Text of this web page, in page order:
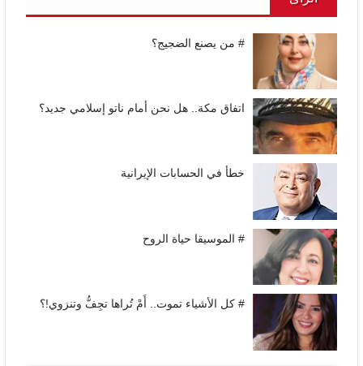
# من يصنع الضجيج؟
اتفاق مكة.. هل نحن أمام ناتو إسلامي جديد؟
خطأ في الحسابات الإيرانية
# الموسيقا حياة الروح
# كل الأشياء تموت.. أَمْ تُراها تجِفُّ وتنزوي!؟